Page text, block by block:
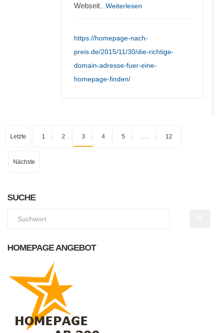
Webseit ...Weiterlesen
https://homepage-nach-
preis.de/2015/11/30/die-richtige-
domain-adresse-fuer-eine-
homepage-finden/
Letzte 1 2 3 4 5 12
Nächste
SUCHE
HOMEPAGE ANGEBOT